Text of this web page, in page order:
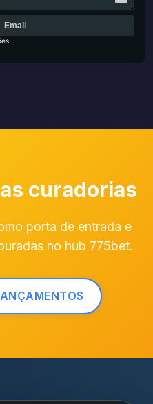
curadorias
porta de entrada e
no hub 775bet.